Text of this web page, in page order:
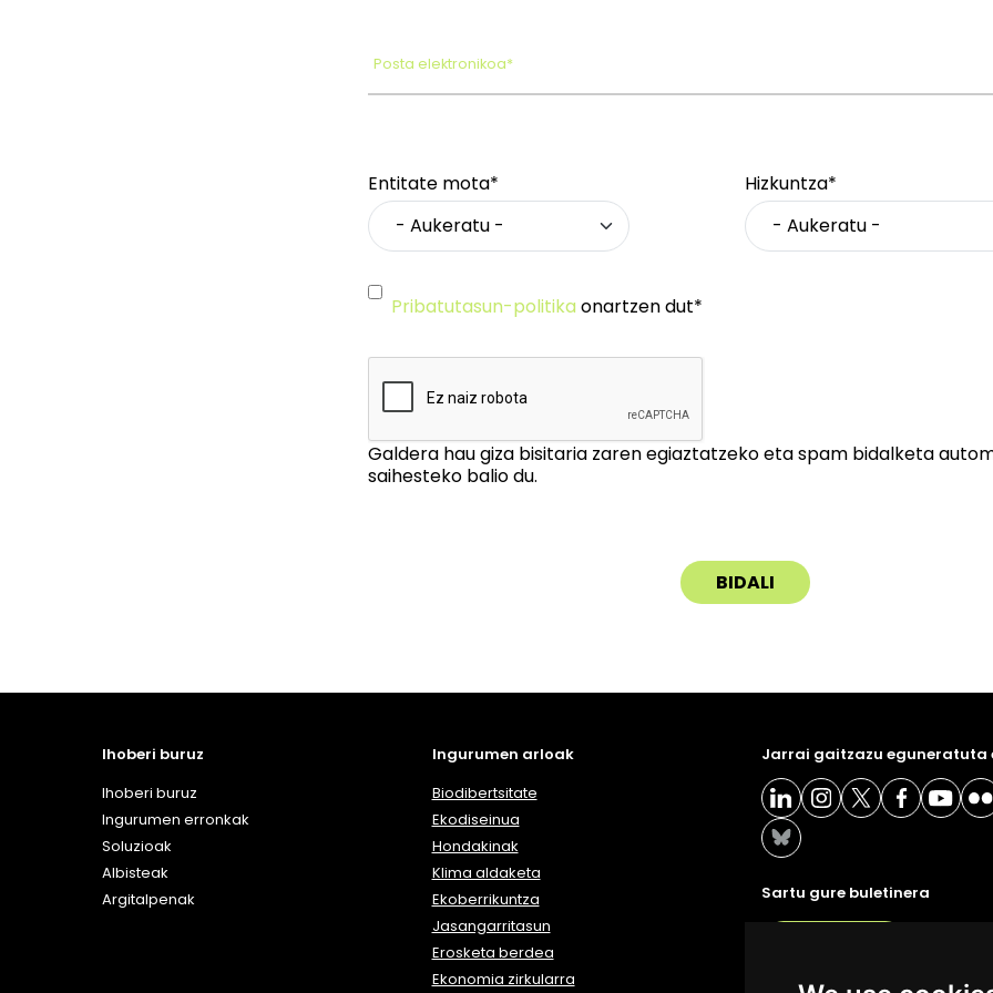
Posta elektronikoa*
Entitate mota* Hizkuntza*
Pribatutasun-politika onartzen dut*
Galdera hau giza bisitaria zaren egiaztatzeko eta spam bidalketa
saihesteko balio du.
Ihoberi buruz
Ihoberi buruz
Ingurumen erronkak
Soluzioak
Albisteak
Argitalpenak
Ingurumen arloak
Biodibertsitate
Ekodiseinua
Hondakinak
Klima aldaketa
Ekoberrikuntza
Jasangarritasun
Erosketa berdea
Ekonomia zirkularra
Jarrai gaitzazu eguneratuta
Sartu gure buletinera